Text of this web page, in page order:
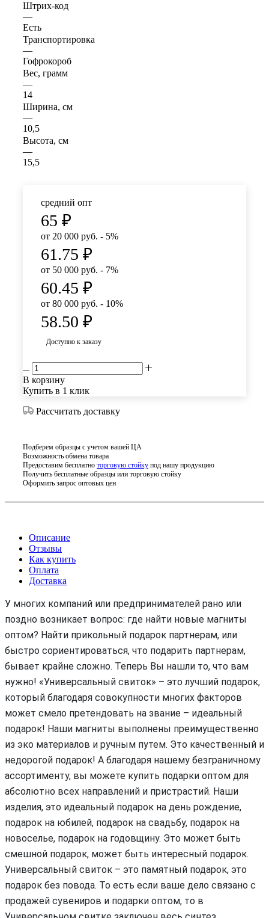
Штрих-код
—
Есть
Транспортировка
—
Гофрокороб
Вес, грамм
—
14
Ширина, см
—
10,5
Высота, см
—
15,5
средний опт
65 ₽
от 20 000 руб. - 5%
61.75 ₽
от 50 000 руб. - 7%
60.45 ₽
от 80 000 руб. - 10%
58.50 ₽
Доступно к заказу
В корзину
Купить в 1 клик
Рассчитать доставку
Подберем образцы с учетом вашей ЦА
Возможность обмена товара
Предоставим бесплатно торговую стойку под нашу продукцию
Получить бесплатные образцы или торговую стойку
Оформить запрос оптовых цен
Описание
Отзывы
Как купить
Оплата
Доставка
У многих компаний или предпринимателей рано или
поздно возникает вопрос: где найти новые магниты
оптом? Найти прикольный подарок партнерам, или
быстро сориентироваться, что подарить партнерам,
бывает крайне сложно. Теперь Вы нашли то, что вам
нужно! «Универсальный свиток» – это лучший подарок,
который благодаря совокупности многих факторов
может смело претендовать на звание – идеальный
подарок! Наши магниты выполнены преимущественно
из эко материалов и ручным путем. Это качественный и
недорогой подарок! А благодаря нашему безграничному
ассортименту, вы можете купить подарки оптом для
абсолютно всех направлений и пристрастий. Наши
изделия, это идеальный подарок на день рождение,
подарок на юбилей, подарок на свадьбу, подарок на
новоселье, подарок на годовщину. Это может быть
смешной подарок, может быть интересный подарок.
Универсальный свиток – это памятный подарок, это
подарок без повода. То есть если ваше дело связано с
продажей сувениров и подарки оптом, то в